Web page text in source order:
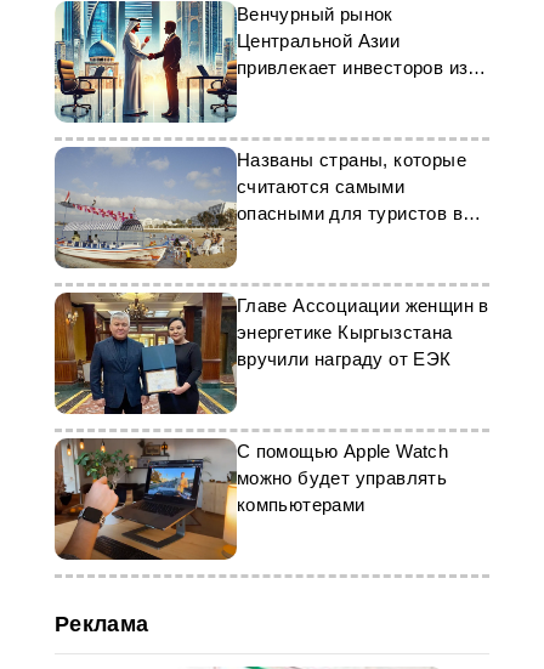
Венчурный рынок
Центральной Азии
привлекает инвесторов из
ОАЭ
Названы страны, которые
считаются самыми
опасными для туристов в
мире
Главе Ассоциации женщин в
энергетике Кыргызстана
вручили награду от ЕЭК
С помощью Apple Watch
можно будет управлять
компьютерами
Реклама